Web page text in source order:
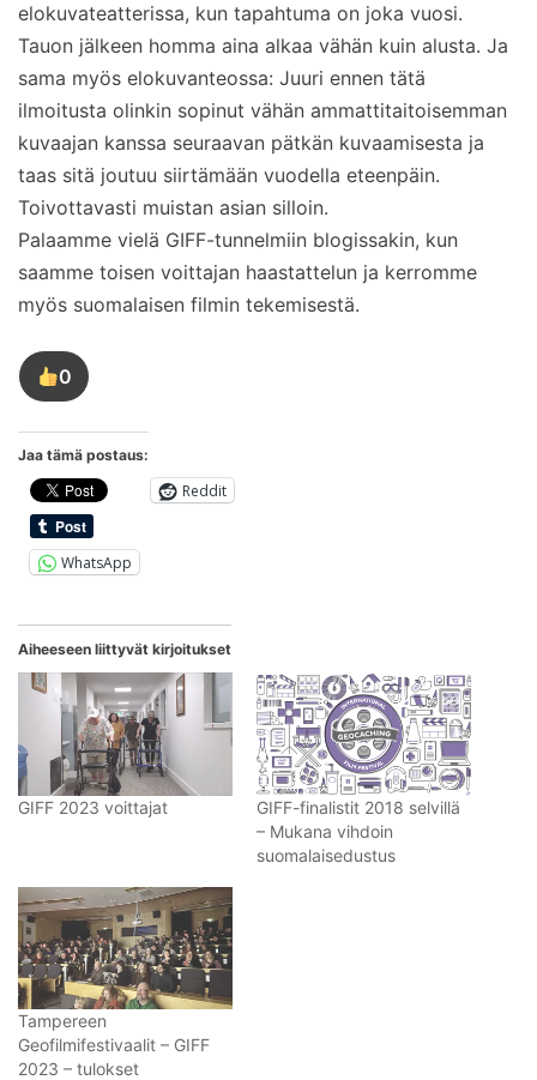
elokuvateatterissa, kun tapahtuma on joka vuosi.
Tauon jälkeen homma aina alkaa vähän kuin alusta. Ja
sama myös elokuvanteossa: Juuri ennen tätä
ilmoitusta olinkin sopinut vähän ammattitaitoisemman
kuvaajan kanssa seuraavan pätkän kuvaamisesta ja
taas sitä joutuu siirtämään vuodella eteenpäin.
Toivottavasti muistan asian silloin.
Palaamme vielä GIFF-tunnelmiin blogissakin, kun
saamme toisen voittajan haastattelun ja kerromme
myös suomalaisen filmin tekemisestä.
0
Tykkää
tästä
Jaa tämä postaus:
Reddit
WhatsApp
Aiheeseen liittyvät kirjoitukset
GIFF 2023 voittajat
GIFF-finalistit 2018 selvillä
– Mukana vihdoin
suomalaisedustus
Tampereen
Geofilmifestivaalit – GIFF
2023 – tulokset